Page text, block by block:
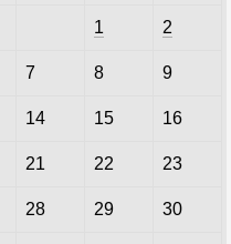
1 2
7 8 9
14 15 16
21 22 23
28 29 30